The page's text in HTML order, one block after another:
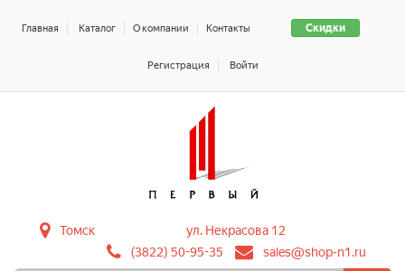
Скидки
Главная Каталог О компании Контакты
Регистрация Войти
Томск
ул. Некрасова 12
(3822) 50-95-35
sales@shop-n1.ru